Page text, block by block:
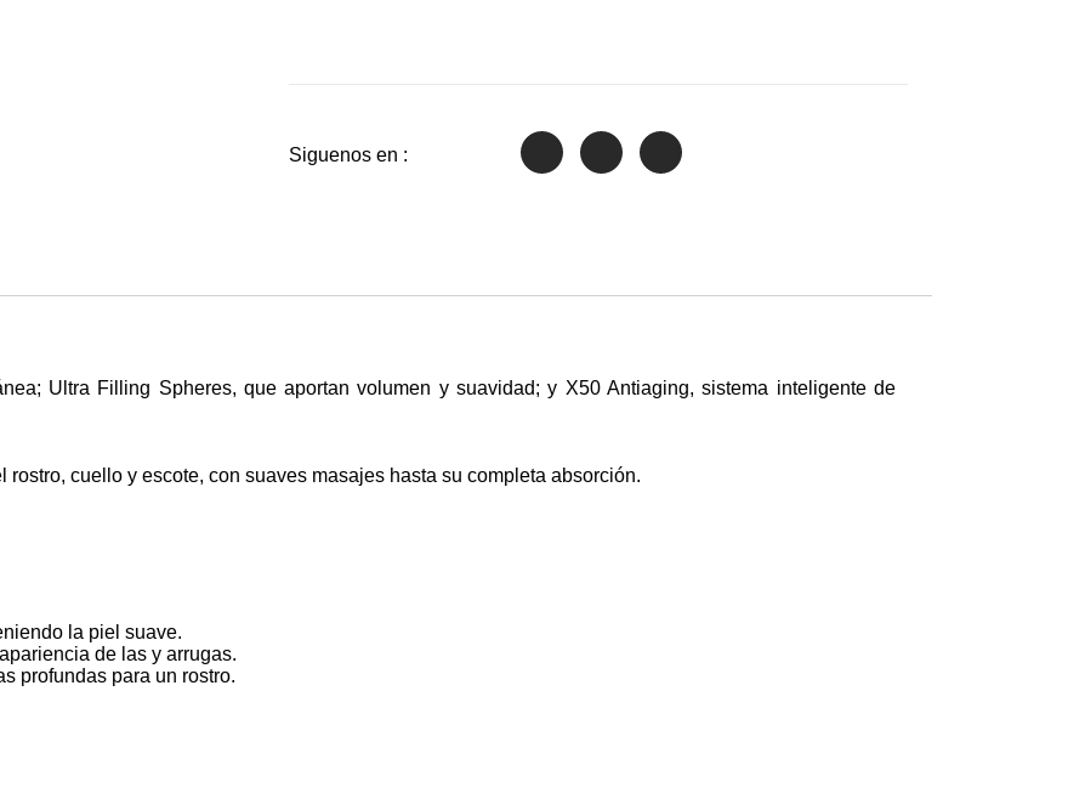
Siguenos en :
Ultra Filling Spheres, que aportan volumen y suavidad; y X50 Antiaging, sistema inteligente de
cuello y escote, con suaves masajes hasta su completa absorción.
la piel suave.
de las y arrugas.
profundas para un rostro.